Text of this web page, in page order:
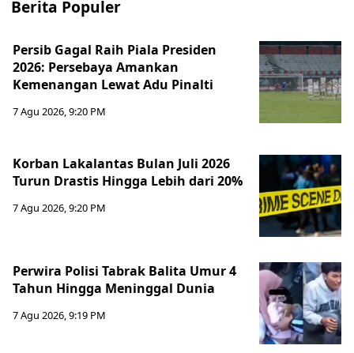
Berita Populer
Persib Gagal Raih Piala Presiden
2026: Persebaya Amankan
Kemenangan Lewat Adu Pinalti
7 Agu 2026, 9:20 PM
Korban Lakalantas Bulan Juli 2026
Turun Drastis Hingga Lebih dari 20%
7 Agu 2026, 9:20 PM
Perwira Polisi Tabrak Balita Umur 4
Tahun Hingga Meninggal Dunia
7 Agu 2026, 9:19 PM